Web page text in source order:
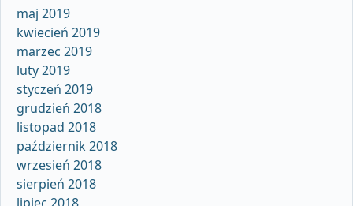
maj 2019
kwiecień 2019
marzec 2019
luty 2019
styczeń 2019
grudzień 2018
listopad 2018
październik 2018
wrzesień 2018
sierpień 2018